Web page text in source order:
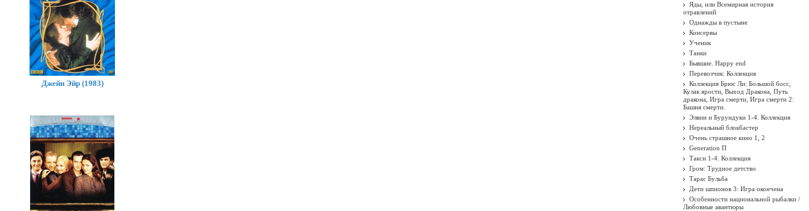
Джейн Эйр (1983)
Яды, или Всемирная история
отравлений
Однажды в пустыне
Консервы
Ученик
Танки
Бывшие. Happy end
Перевозчик: Коллекция
Коллекция Брюс Ли: Большой босс,
Кулак ярости, Выход Дракона, Путь
дракона, Игра смерти, Игра смерти 2:
Башня смерти.
Элвин и Бурундуки 1-4. Коллекция
Нереальный блокбастер
Очень страшное кино 1, 2
Generation П
Такси 1-4. Коллекция
Гром: Трудное детство
Тарас Бульба
Дети шпионов 3: Игра окончена
Особенности национальной рыбалки /
Любовные авантюры